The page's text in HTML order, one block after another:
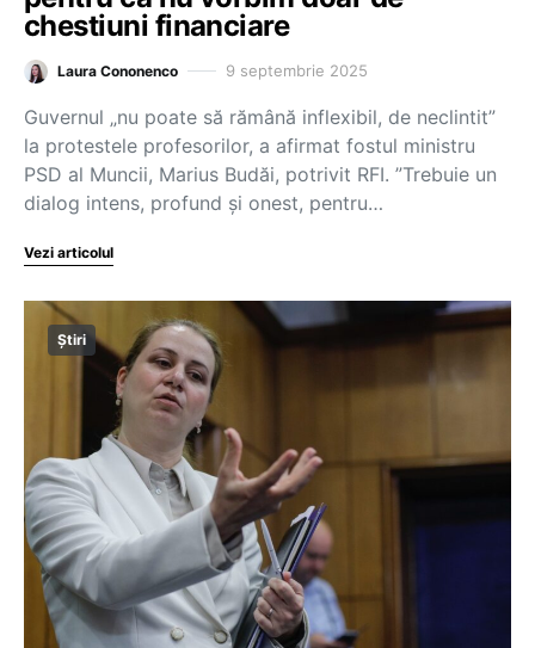
chestiuni financiare
Laura Cononenco 9 septembrie 2025
Guvernul „nu poate să rămână inflexibil, de neclintit”
la protestele profesorilor, a afirmat fostul ministru
PSD al Muncii, Marius Budăi, potrivit RFI. ”Trebuie un
dialog intens, profund și onest, pentru…
Vezi articolul
Știri